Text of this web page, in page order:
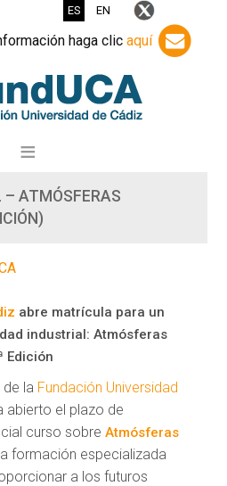
ES EN
haga clic aquí
– ATMÓSFERAS
abre matrícula para un
industrial: Atmósferas
Edición
la Fundación Universidad
abierto el plazo de
curso sobreAtmósferas
formación especializada
a los futuros